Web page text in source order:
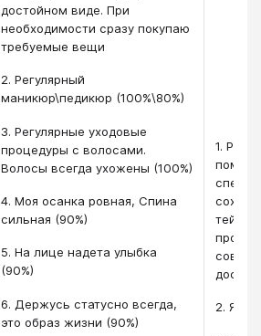
достойном виде. При
необходимости сразу покупаю
требуемые вещи
2. Регулярный
маникюр\педикюр (100%\80%)
3. Регулярные уходовые
процедуры с волосами.
Волосы всегда ухожены (100%)
4. Моя осанка ровная, Спина
сильная (90%)
5. На лице надета улыбка
(90%)
6. Держусь статусно всегда,
это образ жизни (90%)
1.
2. Я